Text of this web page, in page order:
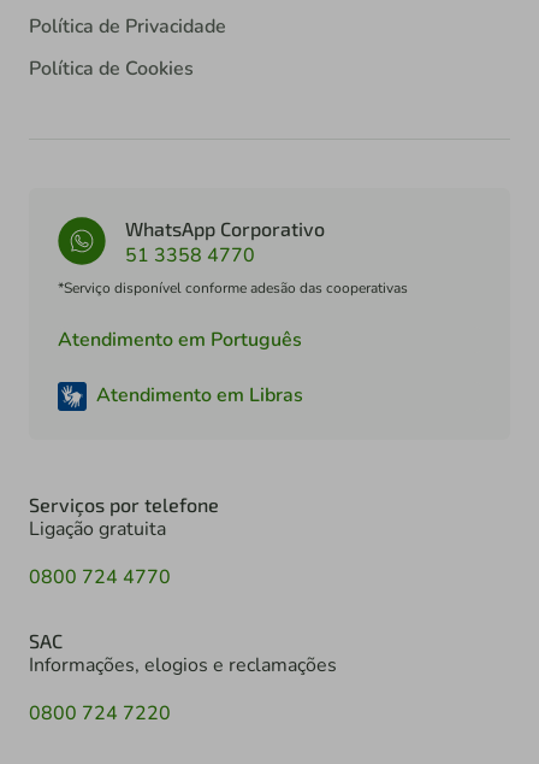
Política de Privacidade
Política de Cookies
WhatsApp Corporativo
51 3358 4770
*Serviço disponível conforme adesão das cooperativas
Atendimento em Português
Atendimento em Libras
Serviços por telefone
Ligação gratuita
0800 724 4770
SAC
Informações, elogios e reclamações
0800 724 7220